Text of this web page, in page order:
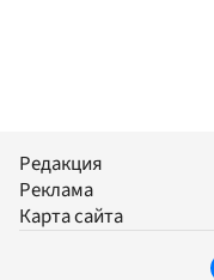
Редакция
Реклама
Карта сайта